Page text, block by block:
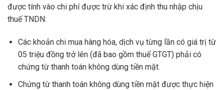
được tính vào chi phí được trừ khi xác định thu nhập chịu
thuế TNDN:
Các khoản chi mua hàng hóa, dịch vụ từng lần có giá trị từ
05 triệu đồng trở lên (đã bao gồm thuế GTGT) phải có
chứng từ thanh toán không dùng tiền mặt.
Chứng từ thanh toán không dùng tiền mặt được thực hiện